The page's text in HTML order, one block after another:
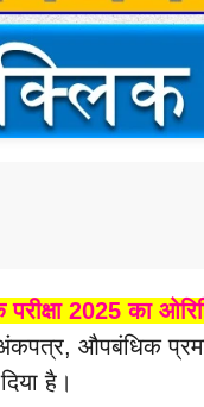
परीक्षा 2025 का
औपबंधिक
है।